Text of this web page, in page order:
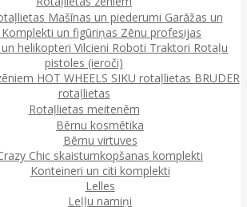
Mašīnas un piederumi Garāžas un
Komplekti un figūriņas Zēnu profesijas
helikopteri Vilcieni Roboti Traktori Rotaļu
pistoles (ieroči)
HOT WHEELS SIKU rotaļlietas BRUDER
rotaļlietas
Rotaļlietas meitenēm
Bērnu kosmētika
Bērnu virtuves
Chic skaistumkopšanas komplekti
Konteineri un citi komplekti
Lelles
Leļļu namiņi